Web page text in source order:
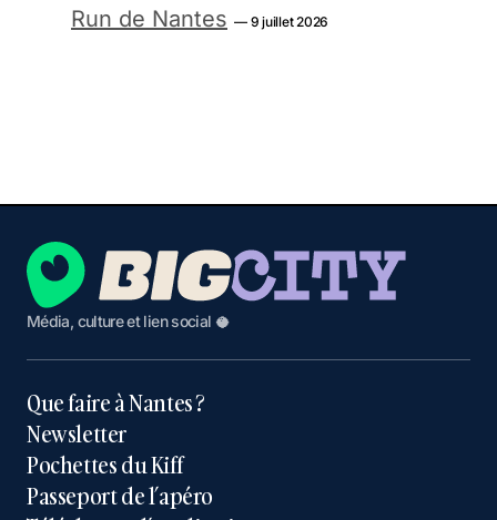
Run de Nantes — 9 juillet 2026
Média, culture et lien social 🥥
Que faire à Nantes ?
Newsletter
Pochettes du Kiff
Passeport de l’apéro